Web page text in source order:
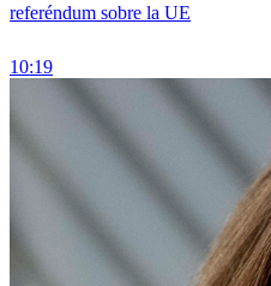
referéndum sobre la UE
10:19